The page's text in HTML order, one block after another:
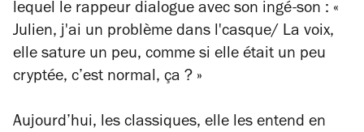
lequel le rappeur dialogue avec son ingé-son : «
Julien, j'ai un problème dans l'casque/ La voix,
elle sature un peu, comme si elle était un peu
cryptée, c’est normal, ça ? »
Aujourd’hui, les classiques, elle les entend en